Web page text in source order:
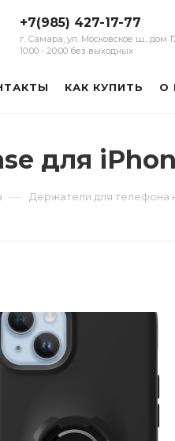
+7(985) 427-17-77
г. Самара, ул. Московское ш., дом
10:00 - 20:00 без выходных
КАК КУПИТЬ О
для
— Держатели для телефона